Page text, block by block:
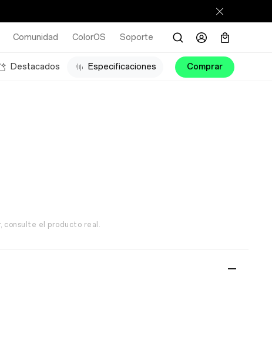
Comunidad ColorOS Soporte
Destacados Especificaciones Comprar
consulte el producto real.